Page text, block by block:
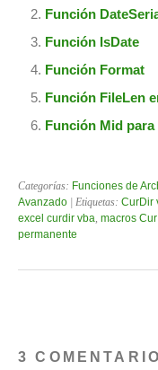
Función
Función IsDate
Función Format
Función FileLen
Función Mid
Categorías: Funciones de
Avanzado | Etiquetas: CurDir
excel curdir vba, macros
permanente
3